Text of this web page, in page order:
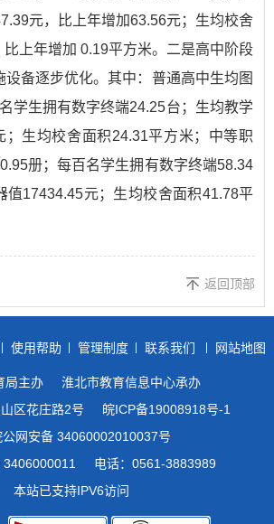
元，比上年增加63.56元；生均校舍
比上年增加 0.19平方米。二是高中阶段
设备逐步优化。其中：普通高中生均图
学生拥有数字终端24.25台；生均教学
；生均校舍面积24.31平方米；中等职
册；每百名学生拥有数字终端58.34
值17434.45元；生均校舍面积41.78平
返回顶部
使用帮助 管理制度 联系我们 网站地图
局主办
淮北市教育信息中心承办
区花庄路2号
皖ICP备19008918号-1
公网安备 34060002010037号
3406000011
电话：0561-3883989
本站已支持IPV6访问